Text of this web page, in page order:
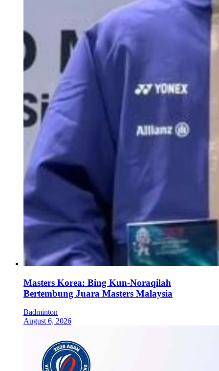
Masters Korea: Bing Kun-Noraqilah
Bertembung Juara Masters Malaysia
Badminton
August 6, 2026